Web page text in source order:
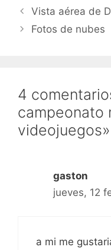
Vista aérea de
Fotos de nubes
4
campeonato
videojuegos»
gaston
jueves, 12
a mi me